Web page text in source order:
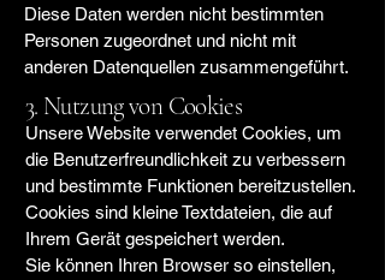
Diese Daten werden nicht bestimmten
Personen zugeordnet und nicht mit
anderen Datenquellen zusammengeführt.
3. Nutzung von Cookies
Unsere Website verwendet Cookies, um
die Benutzerfreundlichkeit zu verbessern
und bestimmte Funktionen bereitzustellen.
Cookies sind kleine Textdateien, die auf
Ihrem Gerät gespeichert werden.
Sie können Ihren Browser so einstellen,